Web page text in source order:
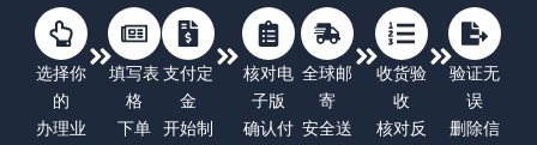
选择你
的
办理业
填写表
格
下单
支付定
金
开始制
核对电
子版
确认付
全球邮
寄
安全送
收货验
收
核对反
验证无
误
删除信